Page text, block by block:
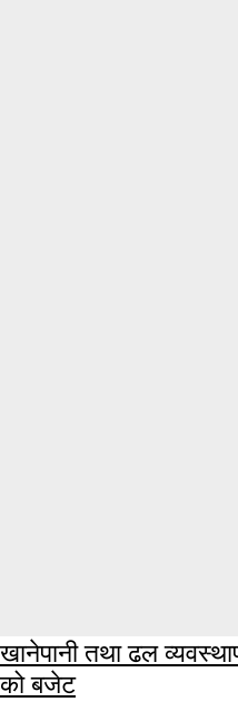
खानेपानी तथा ढल
को बजेट